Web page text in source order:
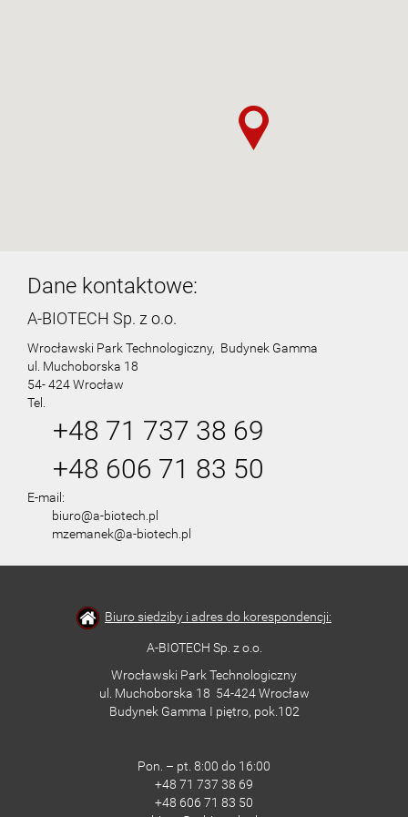
Dane kontaktowe:
A-BIOTECH Sp. z o.o.
Wrocławski Park Technologiczny, Budynek Gamma
ul. Muchoborska 18
54- 424 Wrocław
Tel.
+48 71 737 38 69
+48 606 71 83 50
E-mail:
biuro@a-biotech.pl
mzemanek@a-biotech.pl
Biuro siedziby i adres do korespondencji:
A-BIOTECH Sp. z o.o.
Wrocławski Park Technologiczny
ul. Muchoborska 18 54-424 Wrocław
Budynek Gamma I piętro, pok.102
Pon. – pt. 8:00 do 16:00
+48 71 737 38 69
+48 606 71 83 50